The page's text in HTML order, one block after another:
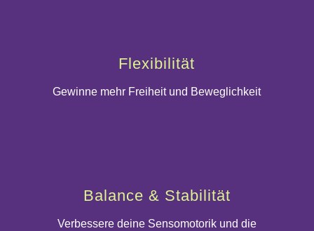
Flexibilität
Gewinne mehr Freiheit und Beweglichkeit
Balance & Stabilität
Verbessere deine Sensomotorik und die